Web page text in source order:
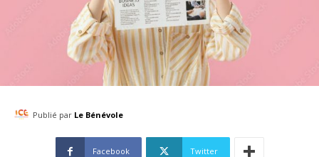
Publié par Le Bénévole
Facebook Twitter